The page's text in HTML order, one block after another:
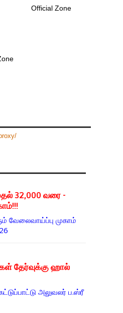
Official Zone
32,000 வரை -
வேலைவாய்ப்பு முகாம்
தேர்வுக்கு ஹால்
அலு​வலர் ப.ஸ்ரீ